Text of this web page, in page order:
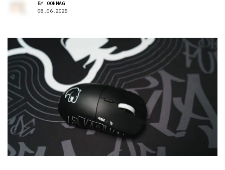
BY OOHMAG
08.06.2025